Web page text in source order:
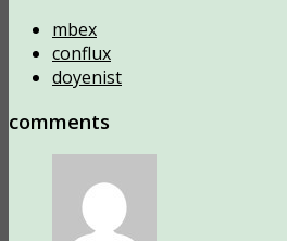
mbex
conflux
doyenist
comments